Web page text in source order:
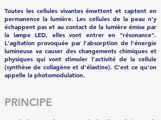
Toutes les cellules vivantes émettent et captent en
permanence la lumière. Les cellules de la peau n'y
échappent pas et au contact de la lumière émise par
la lampe LED, elles vont entrer en "résonance".
L'agitation provoquée par l'absorption de l'énergie
lumineuse va causer des changements chimiques et
physiques qui vont stimuler l'activité dela cellule
(synthèse de collagène et d'élastine).C'est ce qu'on
appelle la photomodulation.
PRINCIPE